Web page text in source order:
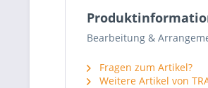
Bearbeitung &
Fragen zum Artikel?
Weitere Artikel von